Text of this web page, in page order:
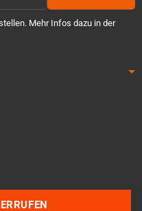
Mehr Infos dazu in der